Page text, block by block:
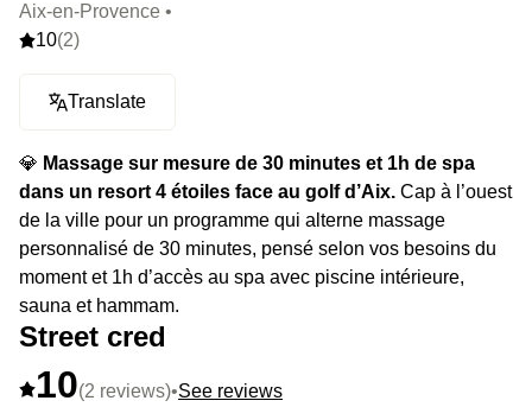
Aix-en-Provence •
10(2)
Translate
💎 Massage sur mesure de 30 minutes et 1h de spa
dans un resort 4 étoiles face au golf d’Aix. Cap à l’ouest
de la ville pour un programme qui alterne massage
personnalisé de 30 minutes, pensé selon vos besoins du
moment et 1h d’accès au spa avec piscine intérieure,
sauna et hammam.
Street cred
10(2 reviews)•See reviews